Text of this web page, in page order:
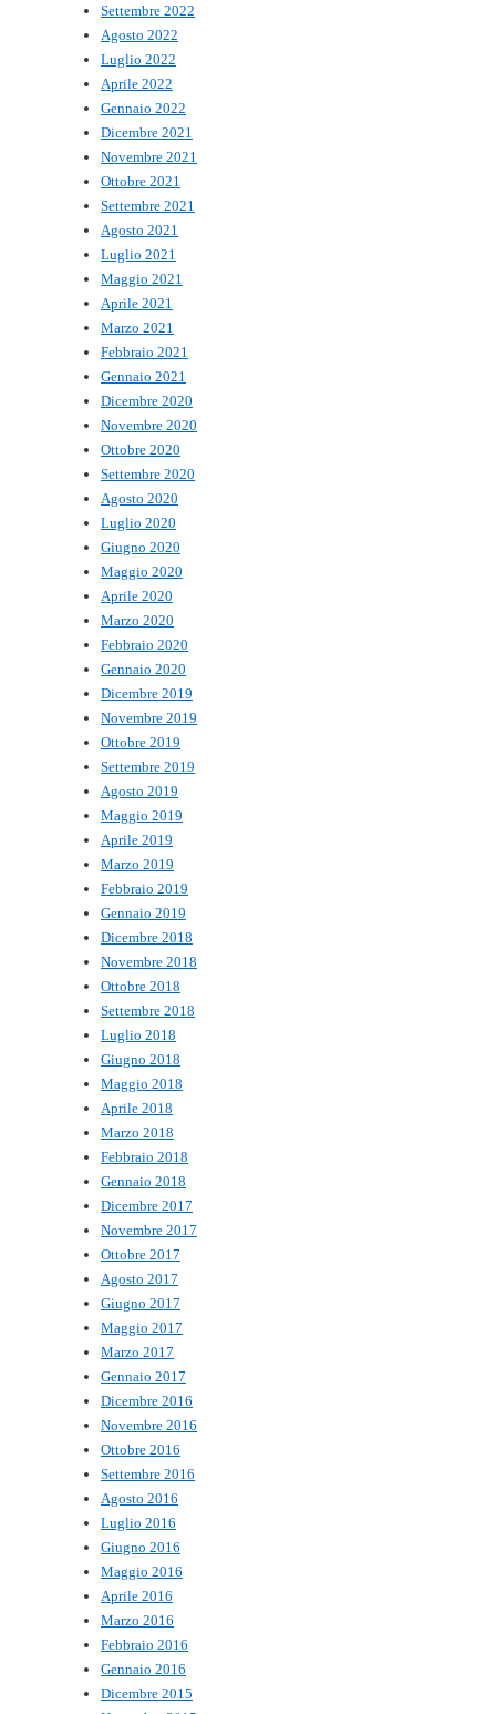
Settembre 2022
Agosto 2022
Luglio 2022
Aprile 2022
Gennaio 2022
Dicembre 2021
Novembre 2021
Ottobre 2021
Settembre 2021
Agosto 2021
Luglio 2021
Maggio 2021
Aprile 2021
Marzo 2021
Febbraio 2021
Gennaio 2021
Dicembre 2020
Novembre 2020
Ottobre 2020
Settembre 2020
Agosto 2020
Luglio 2020
Giugno 2020
Maggio 2020
Aprile 2020
Marzo 2020
Febbraio 2020
Gennaio 2020
Dicembre 2019
Novembre 2019
Ottobre 2019
Settembre 2019
Agosto 2019
Maggio 2019
Aprile 2019
Marzo 2019
Febbraio 2019
Gennaio 2019
Dicembre 2018
Novembre 2018
Ottobre 2018
Settembre 2018
Luglio 2018
Giugno 2018
Maggio 2018
Aprile 2018
Marzo 2018
Febbraio 2018
Gennaio 2018
Dicembre 2017
Novembre 2017
Ottobre 2017
Agosto 2017
Giugno 2017
Maggio 2017
Marzo 2017
Gennaio 2017
Dicembre 2016
Novembre 2016
Ottobre 2016
Settembre 2016
Agosto 2016
Luglio 2016
Giugno 2016
Maggio 2016
Aprile 2016
Marzo 2016
Febbraio 2016
Gennaio 2016
Dicembre 2015